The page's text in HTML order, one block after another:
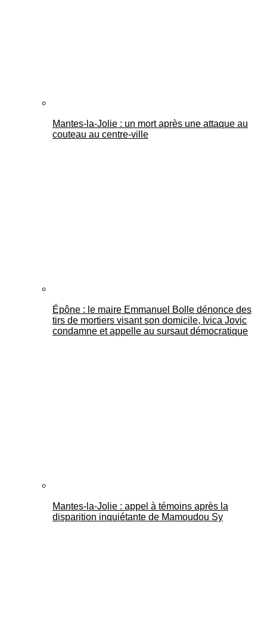
Mantes-la-Jolie : un mort après une attaque au
couteau au centre-ville
Épône : le maire Emmanuel Bolle dénonce des
tirs de mortiers visant son domicile, Ivica Jovic
condamne et appelle au sursaut démocratique
Mantes-la-Jolie : appel à témoins après la
disparition inquiétante de Mamoudou Sy